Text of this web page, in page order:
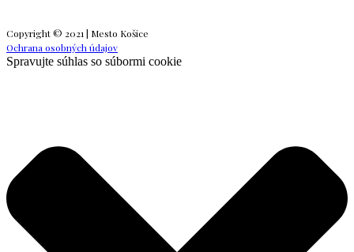
Copyright © 2021 | Mesto Košice
Ochrana osobných údajov
Spravujte súhlas so súbormi cookie